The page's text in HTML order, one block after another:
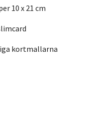
10 x 21 cm
kortmallarna